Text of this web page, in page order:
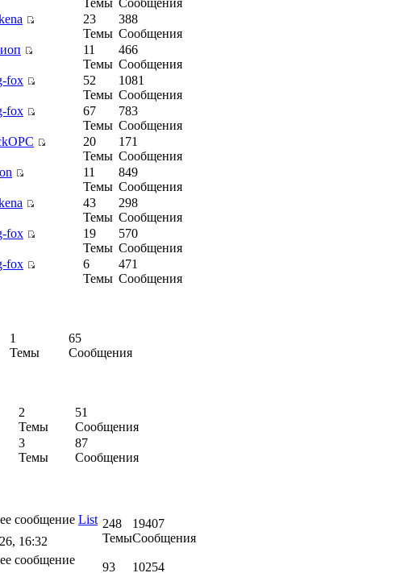
Темы Сообщения
23
Темы
388
Сообщения
11
Темы
466
Сообщения
fox
52
Темы
1081
Сообщения
fox
67
Темы
783
Сообщения
20
Темы
171
Сообщения
11
Темы
849
Сообщения
43
Темы
298
Сообщения
fox
19
Темы
570
Сообщения
fox
6
Темы
471
Сообщения
1
Темы
65
Сообщения
2
Темы
51
Сообщения
3
Темы
87
Сообщения
сообщение List
16:32
248
Темы
19407
Сообщения
сообщение
93
10254